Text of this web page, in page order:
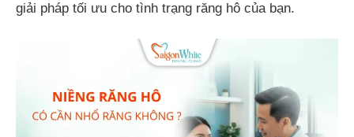
giải pháp tối ưu cho tình trạng răng hô của bạn.